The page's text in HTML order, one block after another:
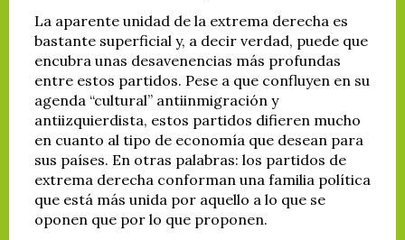
La aparente unidad de la extrema derecha es
bastante superficial y, a decir verdad, puede que
encubra unas desavenencias más profundas
entre estos partidos. Pese a que confluyen en su
agenda “cultural” antiinmigración y
antiizquierdista, estos partidos difieren mucho
en cuanto al tipo de economía que desean para
sus países. En otras palabras: los partidos de
extrema derecha conforman una familia política
que está más unida por aquello a lo que se
oponen que por lo que proponen.